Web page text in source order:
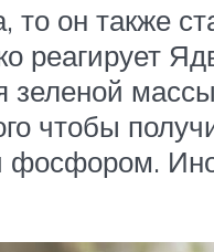
то он также
реагирует
чтобы
фосфором.